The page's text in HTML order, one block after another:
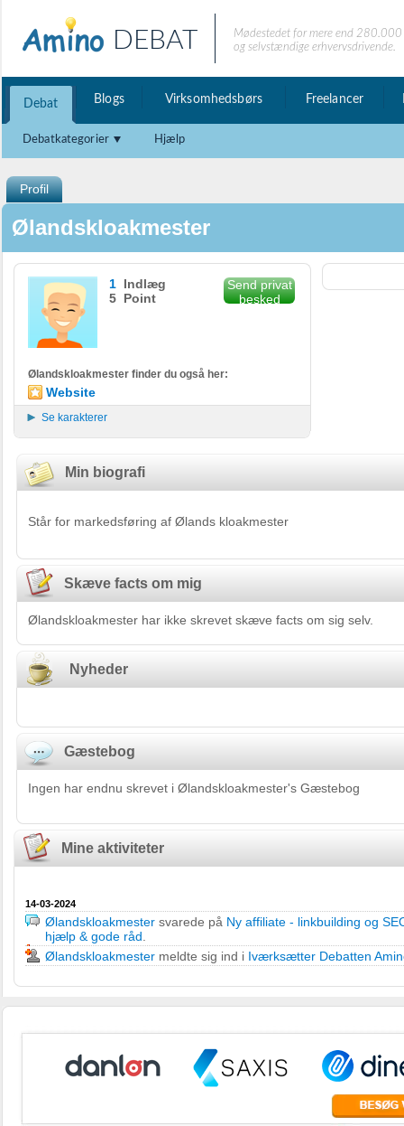
DEBAT
Mødestedet for mere end
og selvstændige erhvervsdrivende.
Debat Blogs Virksomhedsbørs Freelancer
Debatkategorier Hjælp
Profil
Ølandskloakmester
1 Indlæg
5 Point
Send privat
besked
Ølandskloakmester finder du også her:
Website
Se karakterer
Min biografi
Står for markedsføring af Ølands kloakmester
Skæve facts om mig
Ølandskloakmester har ikke skrevet skæve facts om sig selv.
Nyheder
Gæstebog
Ingen har endnu skrevet i Ølandskloakmester's Gæstebog
Mine aktiviteter
14-03-2024
Ølandskloakmester svarede på Ny affiliate - linkbuilding og
hjælp & gode råd
Ølandskloakmester meldte sig ind i Iværksætter Debatten